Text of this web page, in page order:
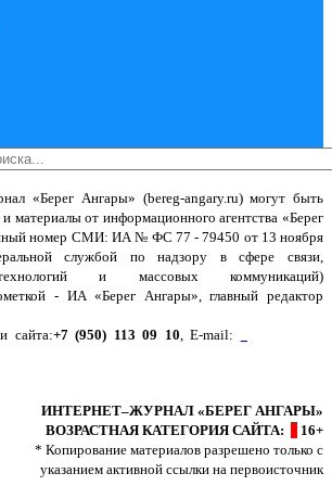
«Берег Ангары» (bereg-angary.ru) могут быть
и материалы от информационного агентства «Берег
номер СМИ: ИА № ФС 77 - 79450 от 13 ноября
службой по надзору в сфере связи,
и массовых коммуникаций)
- ИА «Берег Ангары», главный редактор
сайта:+7 (950) 113 09 10 , E-mail:
ИНТЕРНЕТ–ЖУРНАЛ «БЕРЕГ АНГАРЫ»
ВОЗРАСТНАЯ КАТЕГОРИЯ САЙТА:
16+
* Копирование материалов разрешено только с
указанием активной ссылки на первоисточник